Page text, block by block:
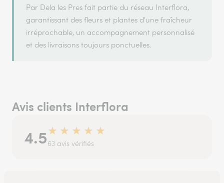
Par Dela les Pres fait partie du réseau Interflora,
garantissant des fleurs et plantes d'une fraîcheur
irréprochable, un accompagnement personnalisé
et des livraisons toujours ponctuelles.
Avis clients Interflora
4.5★ ★ ★ ★ ★
63 avis vérifiés